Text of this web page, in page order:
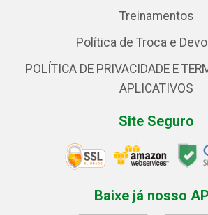
Treinamentos
Política de Troca e
POLÍTICA DE PRIVACIDADE E
APLICATIVOS
Site Seguro
Baixe já nosso